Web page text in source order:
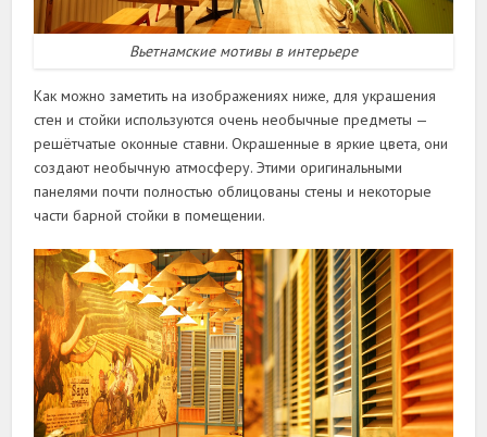
Вьетнамские мотивы в интерьере
Как можно заметить на изображениях ниже, для украшения
стен и стойки используются очень необычные предметы —
решётчатые оконные ставни. Окрашенные в яркие цвета, они
создают необычную атмосферу. Этими оригинальными
панелями почти полностью облицованы стены и некоторые
части барной стойки в помещении.